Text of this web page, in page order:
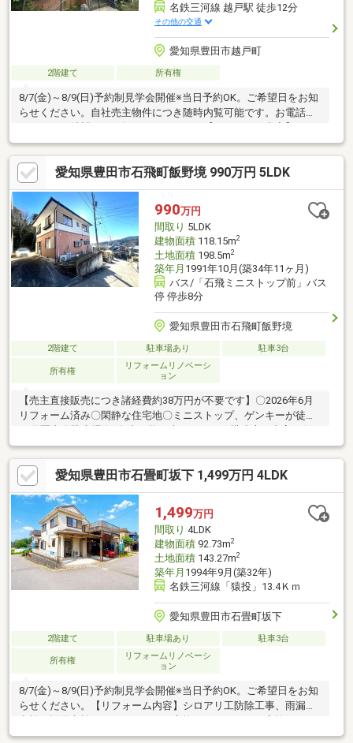
名鉄三河線 越戸駅 徒歩12分
その他の交通
愛知県豊田市越戸町
2階建て 所有権
8/7(金)～8/9(日)予約制見学会開催※当日予約OK。ご希望日をお知
らせください。自社売主物件につき随時内覧可能です。お電話か
メールでご希望日をお知らせください。【リフォーム内容】シロ
アリ工防除工事、クリーニング、【おすすめポイント】・シロア
リ防除工事施工後5年間保証。・お客様に合わせたローンの組み方
や金融機関をご提案。住宅ローンが初めての方でもお気軽にご相
談ください。【周辺施設】・コミヤマ青木店様まで約1990ｍ（徒
歩25分）・青木小学校まで約2350ｍ（徒歩約30分）・猿投台中学
校まで約2440ｍ（徒歩31分）
愛知県豊田市石飛町飯野境 990万円 5LDK
990万円
間取り 5LDK
建物面積118.15m2
土地面積198.5m2
築年月 1991年10月(築34年11ヶ月)
バス/「石飛ミニストップ前」バス
停 停歩8分
愛知県豊田市石飛町飯野境
2階建て 駐車場あり 駐車3台
所有権
リフォームリノベーシ
ョン
【売主直接販売につき諸経費約38万円が不要です】〇2026年6月
リフォーム済み〇閑静な住宅地〇ミニストップ、ゲンキーが徒歩
い車両は駐車に支障が生じる場合があります）
愛知県豊田市石畳町坂下 1,499万円 4LDK
1,499万円
間取り 4LDK
建物面積92.73m2
土地面積143.27m2
築年月 1994年9月(築32年)
名鉄三河線「猿投」13.4Ｋｍ
愛知県豊田市石畳町坂下
2階建て 駐車場あり 駐車3台
所有権
リフォームリノベーシ
ョン
8/7(金)～8/9(日)予約制見学会開催※当日予約OK。ご希望日をお知
らせください。【リフォーム内容】シロアリ工防除工事、雨漏り
点検、設備点検システムキッチン交換、ユニットバス交換、トイ
レ交換床材上張り、クロス張替え【おすすめポイント】・本物件